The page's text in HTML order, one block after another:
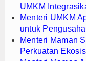
UMKM
Menteri UMKM
untuk
Menteri Maman
Perkuatan